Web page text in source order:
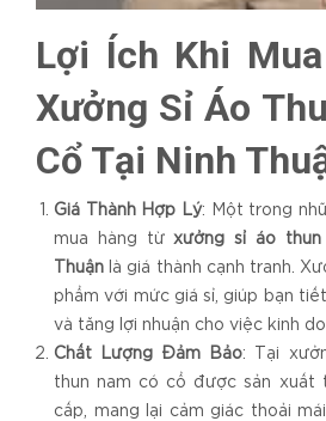
Lợi Ích Khi
Xưởng Sỉ Áo
Cổ Tại Ninh
Giá Thành Hợp Lý: Một trong
mua hàng từxưởng sỉ áo
Thuận là giá thành cạnh tranh.
phẩm với mức giá sỉ, giúp bạn
và tăng lợi nhuận cho việc kinh
Chất Lượng Đảm Bảo: Tại
thun nam có cổ được sản xuất
cấp, mang lại cảm giác thoải